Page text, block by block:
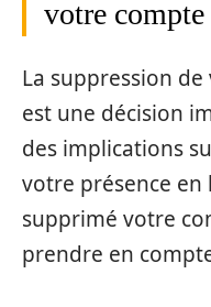
votre compte
La suppression
est une décision
des implications
votre présence en
supprimé votre
prendre en